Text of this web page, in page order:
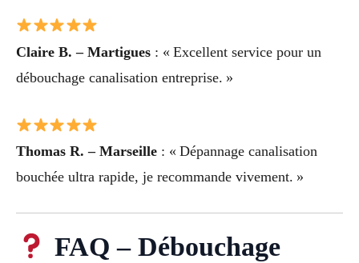
Claire B. – Martigues : « Excellent service pour un
débouchage canalisation entreprise. »
Thomas R. – Marseille : « Dépannage canalisation
bouchée ultra rapide, je recommande vivement. »
FAQ – Débouchage